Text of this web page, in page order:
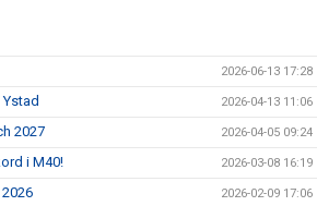
2026-06-13 17:28
2026-04-13 11:06
2027 2026-04-05 09:24
i M40! 2026-03-08 16:19
2026-02-09 17:06